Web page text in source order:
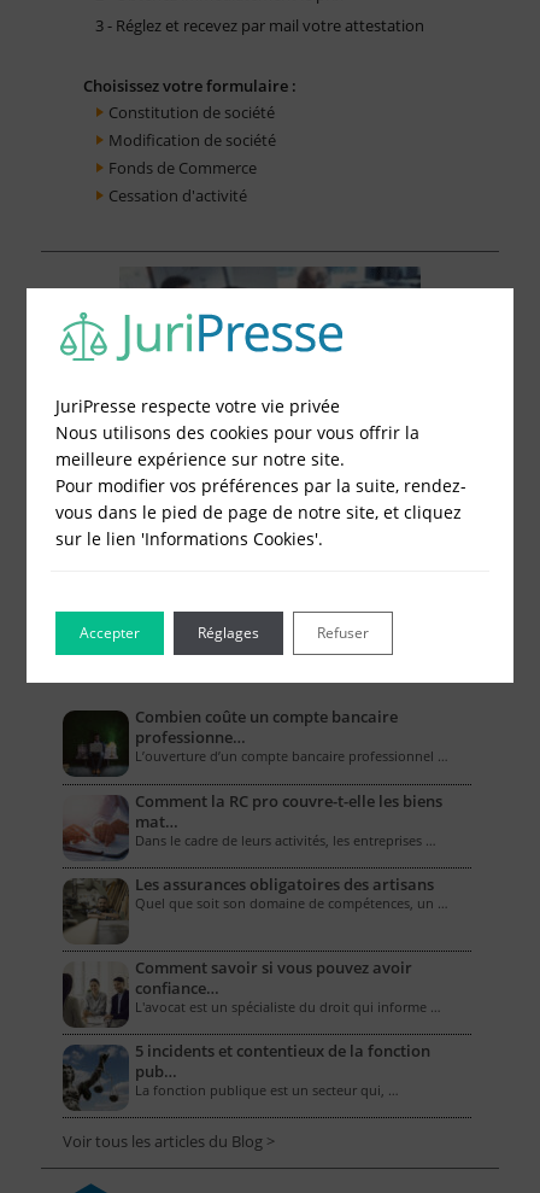
3 - Réglez et recevez par mail votre attestation
Choisissez votre formulaire :
Constitution de société
Modification de société
Fonds de Commerce
Cessation d'activité
Combien coûte un compte bancaire
professionne…
L’ouverture d’un compte bancaire professionnel …
Comment la RC pro couvre-t-elle les biens
mat…
Dans le cadre de leurs activités, les entreprises …
Les assurances obligatoires des artisans
Quel que soit son domaine de compétences, un …
Comment savoir si vous pouvez avoir
confiance…
L'avocat est un spécialiste du droit qui informe …
5 incidents et contentieux de la fonction
pub…
La fonction publique est un secteur qui, …
Voir tous les articles du Blog >
JuriPresse respecte votre vie privée
Nous utilisons des cookies pour vous offrir la
meilleure expérience sur notre site.
Pour modifier vos préférences par la suite, rendez-
vous dans le pied de page de notre site, et cliquez
sur le lien 'Informations Cookies'.
Accepter Refuser
Réglages